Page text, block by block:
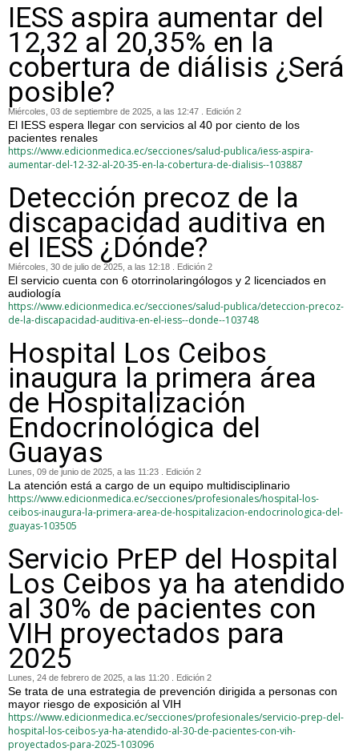
IESS aspira aumentar del
12,32 al 20,35% en la
cobertura de diálisis ¿Será
posible?
Miércoles, 03 de septiembre de 2025, a las 12:47 . Edición 2
El IESS espera llegar con servicios al 40 por ciento de los
pacientes renales
https://www.edicionmedica.ec/secciones/salud-publica/iess-aspira-
aumentar-del-12-32-al-20-35-en-la-cobertura-de-dialisis--103887
Detección precoz de la
discapacidad auditiva en
el IESS ¿Dónde?
Miércoles, 30 de julio de 2025, a las 12:18 . Edición 2
El servicio cuenta con 6 otorrinolaringólogos y 2 licenciados en
audiología
https://www.edicionmedica.ec/secciones/salud-publica/deteccion-precoz-
de-la-discapacidad-auditiva-en-el-iess--donde--103748
Hospital Los Ceibos
inaugura la primera área
de Hospitalización
Endocrinológica del
Guayas
Lunes, 09 de junio de 2025, a las 11:23 . Edición 2
La atención está a cargo de un equipo multidisciplinario
https://www.edicionmedica.ec/secciones/profesionales/hospital-los-
ceibos-inaugura-la-primera-area-de-hospitalizacion-endocrinologica-del-
guayas-103505
Servicio PrEP del Hospital
Los Ceibos ya ha atendido
al 30% de pacientes con
VIH proyectados para
2025
Lunes, 24 de febrero de 2025, a las 11:20 . Edición 2
Se trata de una estrategia de prevención dirigida a personas con
mayor riesgo de exposición al VIH
https://www.edicionmedica.ec/secciones/profesionales/servicio-prep-del-
hospital-los-ceibos-ya-ha-atendido-al-30-de-pacientes-con-vih-
proyectados-para-2025-103096